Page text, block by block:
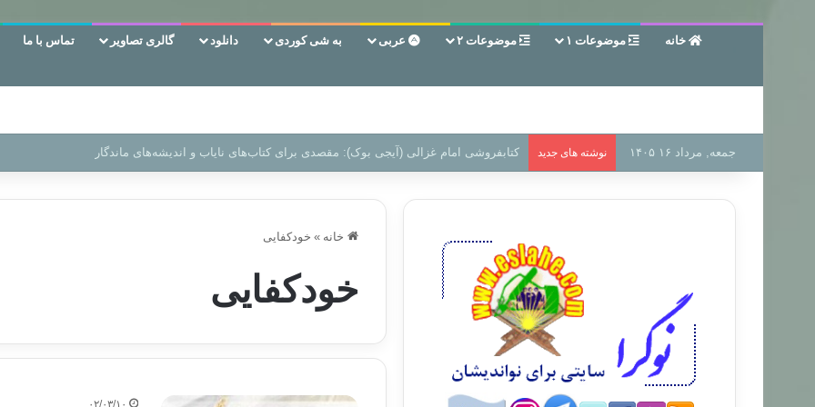
خانه موضوعات ۱ موضوعات ۲ عربی به شی کوردی دانلود گالری تصاویر تماس با ما
جمعه, مرداد ۱۶ ۱۴۰۵ نوشته های جدید سر دفتر فساد در زمین‌، دوری وکناره‌گیری از راه خداست‌!
خانه » خودکفایی
خودکفایی
۰۲/۰۳/۱۰